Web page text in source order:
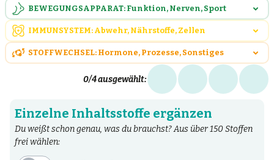
BEWEGUNGSAPPARAT: Funktion, Nerven, Sport
IMMUNSYSTEM: Abwehr, Nährstoffe, Zellen
STOFFWECHSEL: Hormone, Prozesse, Sonstiges
0/4 ausgewählt:
Einzelne Inhaltsstoffe ergänzen
Du weißt schon genau, was du brauchst? Aus über 150 Stoffen
frei wählen: